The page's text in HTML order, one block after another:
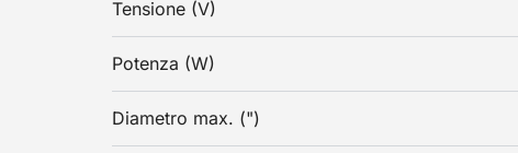
Tensione (V)
Potenza (W)
Diametro max. (")